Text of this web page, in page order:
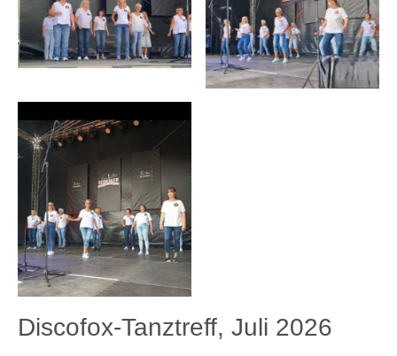
Discofox-Tanztreff, Juli 2026